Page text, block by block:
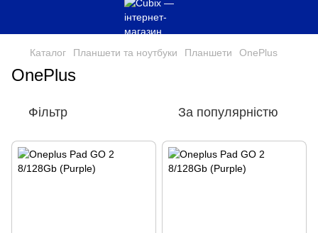
Каталог Планшети та ноутбуки Планшети OnePlus
OnePlus
Фільтр За популярністю